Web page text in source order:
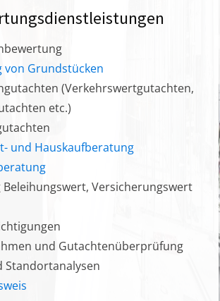
von Grundstücken
(Verkehrswertgutachten,
etc.)
und Hauskaufberatung
Versicherungswert
und Gutachtenüberprüfung
Standortanalysen